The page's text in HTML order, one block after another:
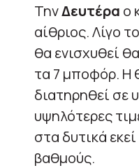
ΤηνΔευτέρα ο
αίθριος. Λίγο
θα ενισχυθεί
τα 7 μποφόρ. Η
διατηρηθεί σε
υψηλότερες
στα δυτικά
βαθμούς.